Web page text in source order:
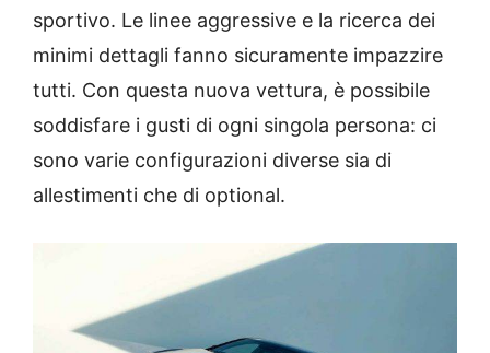
sportivo. Le linee aggressive e la ricerca dei
minimi dettagli fanno sicuramente impazzire
tutti. Con questa nuova vettura, è possibile
soddisfare i gusti di ogni singola persona: ci
sono varie configurazioni diverse sia di
allestimenti che di optional.